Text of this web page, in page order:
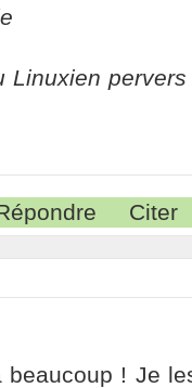
Linuxien
Citer
beaucoup ! Je